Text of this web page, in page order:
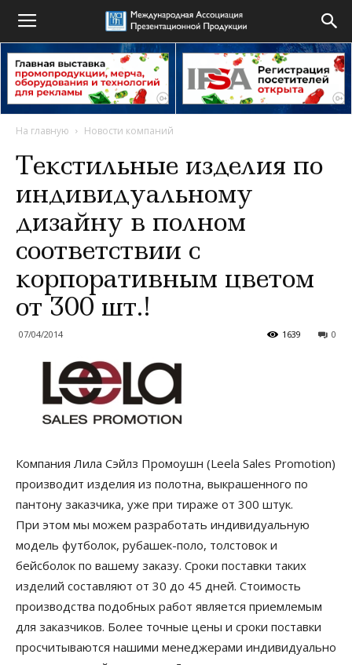
На главную Новости компаний
Текстильные изделия по
индивидуальному
дизайну в полном
соответствии с
корпоративным цветом
от 300 шт.!
07/04/2014 0
1639
Компания Лила Сэйлз Промоушн (Leela Sales Promotion)
производит изделия из полотна, выкрашенного по
пантону заказчика, уже при тираже от 300 штук.
При этом мы можем разработать индивидуальную
модель футболок, рубашек-поло, толстовок и
бейсболок по вашему заказу. Сроки поставки таких
изделий составляют от 30 до 45 дней. Стоимость
производства подобных работ является приемлемым
для заказчиков. Более точные цены и сроки поставки
просчитываются нашими менеджерами индивидуально